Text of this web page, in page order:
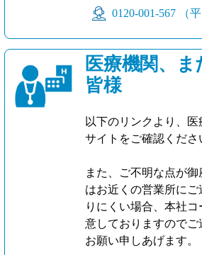
0120-001-567 （平
医療機関、
皆様
以下のリンクより、
サイトをご確認くださ
また、ご不明な点が
はお近くの営業所に
りにくい場合、本社
意しておりますのでご
お願い申しあげます。